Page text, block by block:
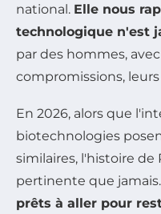
national. Elle nous
technologique n'est
par des hommes,
compromissions,
En 2026, alors que
biotechnologies
similaires, l'histoire de
pertinente que jamais.
prêts à aller pour